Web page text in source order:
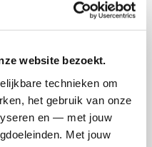
website bezoekt.
technieken om
het gebruik van onze
en — met jouw
Met jouw